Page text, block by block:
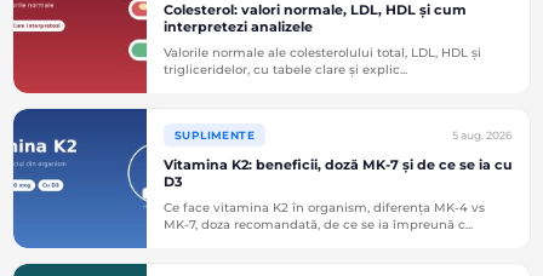
Colesterol: valori normale, LDL, HDL și cum
interpretezi analizele
Valorile normale ale colesterolului total, LDL, HDL și
trigliceridelor, cu tabele clare și explic...
SUPLIMENTE 5 aug. 2026
Vitamina K2: beneficii, doză MK-7 și de ce se ia cu
D3
Ce face vitamina K2 în organism, diferența MK-4 vs
MK-7, doza recomandată, de ce se ia împreună c...